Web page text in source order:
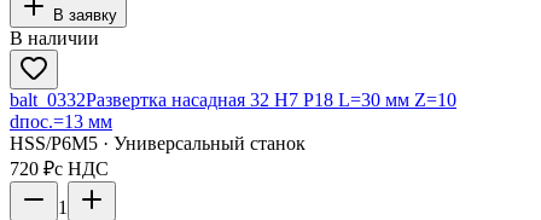
В заявку
В наличии
balt_0332Развертка насадная 32 Н7 Р18 L=30 мм Z=10
dпос.=13 мм
HSS/Р6М5 · Универсальный станок
720 ₽с НДС
1